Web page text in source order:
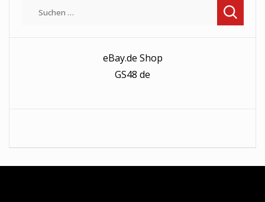
nach:
eBay.de Shop
GS48 de